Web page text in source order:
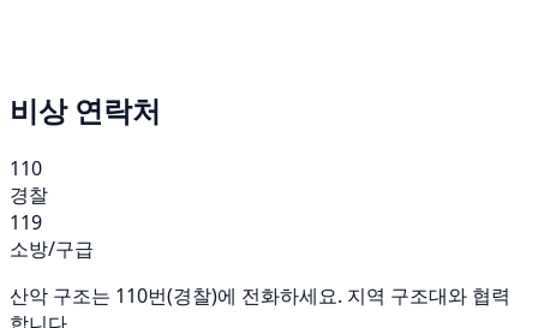
비상 연락처
110
경찰
119
소방/구급
산악 구조는 110번(경찰)에 전화하세요. 지역 구조대와 협력